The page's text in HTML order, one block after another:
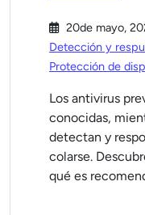
20de mayo,
Detección y
Protección de
Los antivirus
conocidas,
detectan y
colarse.
qué es